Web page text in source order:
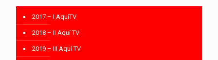
2017 – I AquíTV
2018 – II Aquí TV
2019 – III Aquí TV